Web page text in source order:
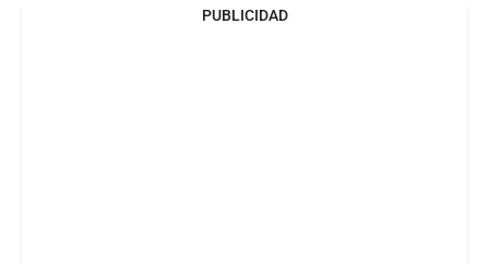
PUBLICIDAD